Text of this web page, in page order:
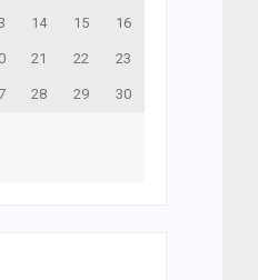
14 15 16
21 22 23
28 29 30